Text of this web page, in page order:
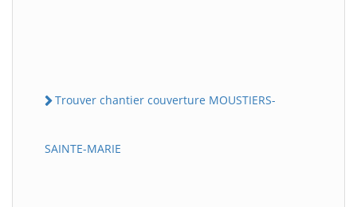
Trouver chantier couverture MOUSTIERS-
SAINTE-MARIE